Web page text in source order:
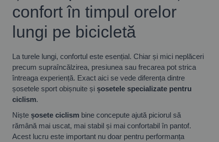
confort în timpul orelor
lungi pe bicicletă
La turele lungi, confortul este esențial. Chiar și mici neplăceri
precum supraîncălzirea, presiunea sau frecarea pot strica
întreaga experiență. Exact aici se vede diferența dintre
șosetele sport obișnuite și șosetele specializate pentru
ciclism.
Niște șosete ciclism bine concepute ajută piciorul să
rămână mai uscat, mai stabil și mai confortabil în pantof.
Acest lucru este important nu doar pentru performanța